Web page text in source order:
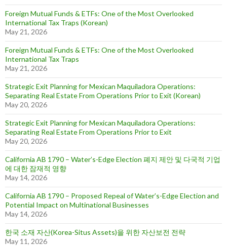
Foreign Mutual Funds & ETFs: One of the Most Overlooked
International Tax Traps (Korean)
May 21, 2026
Foreign Mutual Funds & ETFs: One of the Most Overlooked
International Tax Traps
May 21, 2026
Strategic Exit Planning for Mexican Maquiladora Operations:
Separating Real Estate From Operations Prior to Exit (Korean)
May 20, 2026
Strategic Exit Planning for Mexican Maquiladora Operations:
Separating Real Estate From Operations Prior to Exit
May 20, 2026
California AB 1790 – Water’s-Edge Election 폐지 제안 및 다국적 기업
에 대한 잠재적 영향
May 14, 2026
California AB 1790 – Proposed Repeal of Water’s-Edge Election and
Potential Impact on Multinational Businesses
May 14, 2026
한국 소재 자산(Korea-Situs Assets)을 위한 자산보전 전략
May 11, 2026